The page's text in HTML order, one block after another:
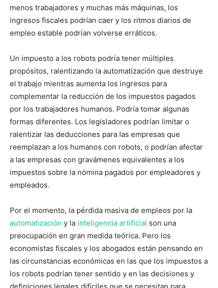
menos trabajadores y muchas más máquinas, los
ingresos fiscales podrían caer y los ritmos diarios de
empleo estable podrían volverse erráticos.
Un impuesto a los robots podría tener múltiples
propósitos, ralentizando la automatización que destruye
el trabajo mientras aumenta los ingresos para
complementar la reducción de los impuestos pagados
por los trabajadores humanos. Podría tomar algunas
formas diferentes. Los legisladores podrían limitar o
ralentizar las deducciones para las empresas que
reemplazan a los humanos con robots, o podrían afectar
a las empresas con gravámenes equivalentes a los
impuestos sobre la nómina pagados por empleadores y
empleados.
Por el momento, la pérdida masiva de empleos por la
automatización y la inteligencia artificial son una
preocupación en gran medida teórica. Pero los
economistas fiscales y los abogados están pensando en
las circunstancias económicas en las que los impuestos a
los robots podrían tener sentido y en las decisiones y
definiciones legales difíciles que se necesitan para